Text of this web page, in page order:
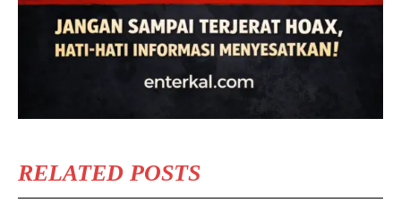
RELATED POSTS